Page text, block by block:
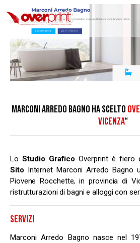
MARCONI ARREDO BAGNO HA SCELTO
VICENZA“
LoStudio Grafico Overprint è fiero
Sito Internet Marconi Arredo Bagno
Piovene Rocchette, in provincia di
ristrutturazioni di bagni e alloggi con
SERVIZI
Marconi Arredo Bagno nasce nel